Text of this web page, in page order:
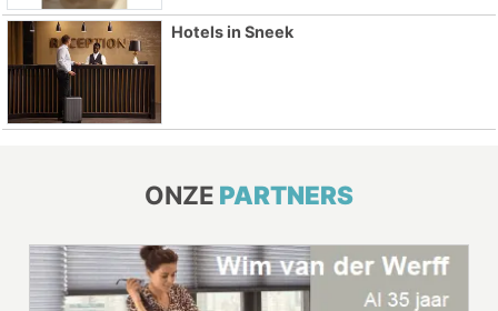
Hotels in Sneek
ONZE PARTNERS